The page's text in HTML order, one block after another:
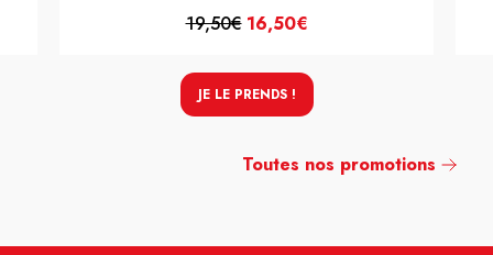
19,50€ 16,50€
JE LE PRENDS !
Toutes nos promotions